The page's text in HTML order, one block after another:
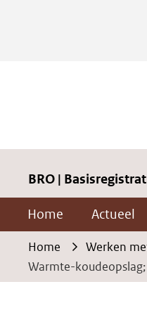
van
cookies
op
deze
website
worden
toegestaan
BRO |
Home Actueel
Home Werken
Warmte-